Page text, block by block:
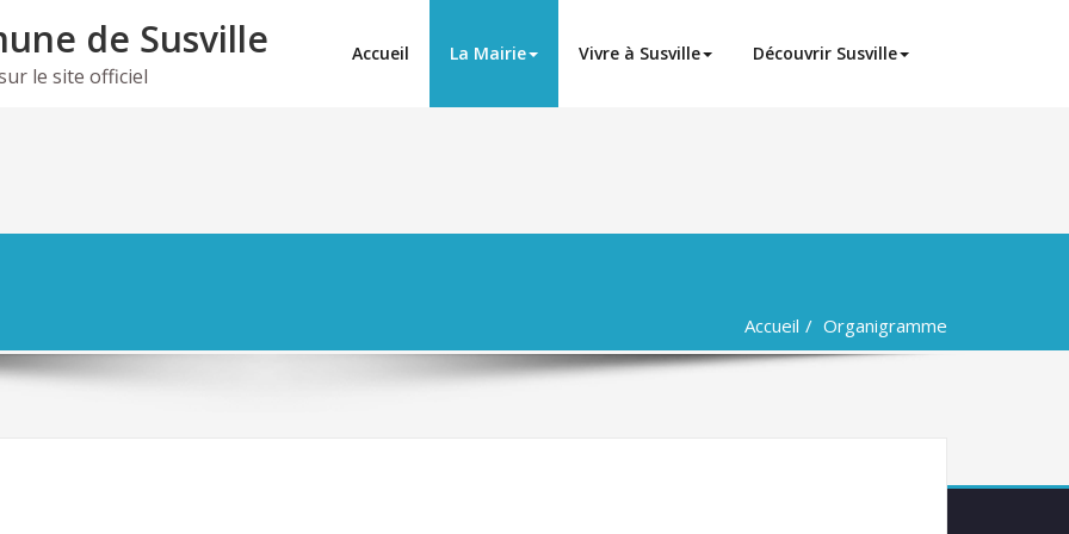
de Susville
le site officiel
Accueil La Mairie Vivre à Susville Découvrir Susville
Accueil Organigramme